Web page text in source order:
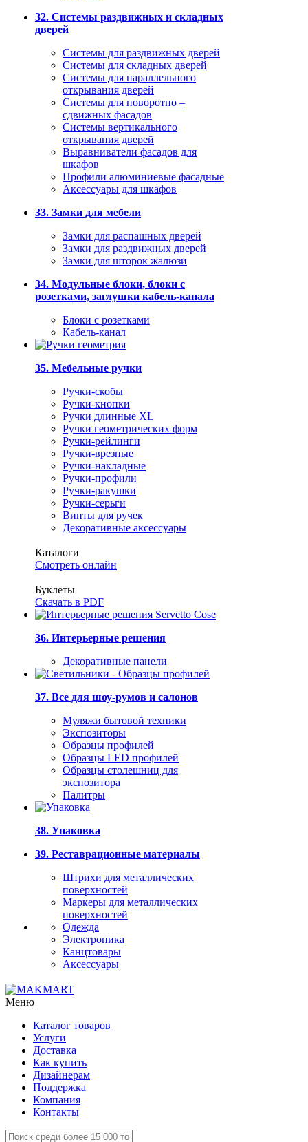
32. Системы раздвижных и складных
дверей
Системы для раздвижных дверей
Системы для складных дверей
Системы для параллельного
открывания дверей
Системы для поворотно –
сдвижных фасадов
Системы вертикального
открывания дверей
Выравниватели фасадов для
шкафов
Профили алюминиевые фасадные
Аксессуары для шкафов
33. Замки для мебели
Замки для распашных дверей
Замки для раздвижных дверей
Замки для шторок жалюзи
34. Модульные блоки, блоки с
розетками, заглушки кабель-канала
Блоки с розетками
Кабель-канал
35. Мебельные ручки
Ручки-скобы
Ручки-кнопки
Ручки длинные XL
Ручки геометрических форм
Ручки-рейлинги
Ручки-врезные
Ручки-накладные
Ручки-профили
Ручки-ракушки
Ручки-серьги
Винты для ручек
Декоративные аксессуары
Каталоги
Смотреть онлайн
Буклеты
Скачать в PDF
36. Интерьерные решения
Декоративные панели
37. Все для шоу-румов и салонов
Муляжи бытовой техники
Экспозиторы
Образцы профилей
Образцы LED профилей
Образцы столешниц для
экспозитора
Палитры
38. Упаковка
39. Реставрационные материалы
Штрихи для металлических
поверхностей
Маркеры для металлических
поверхностей
Одежда
Электроника
Канцтовары
Аксессуары
Меню
Каталог товаров
Услуги
Доставка
Как купить
Дизайнерам
Поддержка
Компания
Контакты